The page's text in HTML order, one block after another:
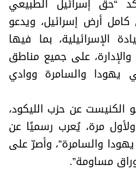
كامل أرض إسرائيل، ويدعو
الإسرائيلية، بما فيها
والإدارة، على جميع مناطق
يهودا والسامرة ووادي
الكنيست عن حزب الليكود،
ولأول مرة، يُعرب رسميًا عن
والسامرة”، وأصرّ على
مساومة”.